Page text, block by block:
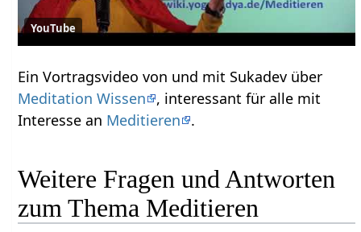
YouTube
Ein Vortragsvideo von und mit Sukadev über
Meditation Wissen
, interessant für alle mit
Interesse an Meditieren .
Weitere Fragen und Antworten
zum Thema Meditieren